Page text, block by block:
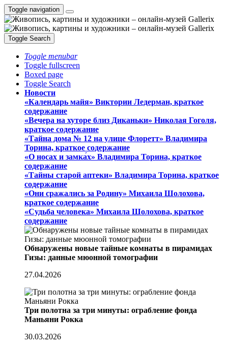
Toggle navigation
Toggle Search
Toggle menubar
Toggle fullscreen
Boxed page
Toggle Search
Новости
«Календарь майя» Виктории Ледерман, краткое
содержание
«Вечера на хуторе близ Диканьки» Николая Гоголя,
краткое содержание
«Тайна дома № 12 на улице Флоретт» Владимира
Торина, краткое содержание
«О носах и замка́х» Владимира Торина, краткое
содержание
«Тайны старой аптеки» Владимира Торина, краткое
содержание
«Они сражались за Родину» Михаила Шолохова,
краткое содержание
«Судьба человека» Михаила Шолохова, краткое
содержание
Обнаружены новые тайные комнаты в пирамидах
Гизы: данные мюонной томографии
27.04.2026
Три полотна за три минуты: ограбление фонда
Маньяни Рокка
30.03.2026